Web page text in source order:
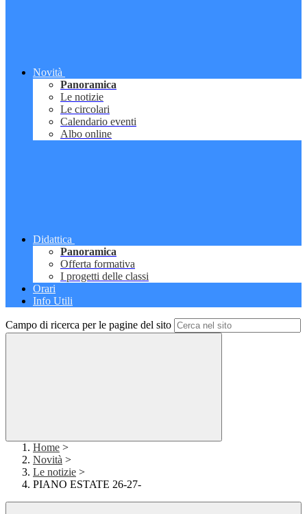
Novità
Panoramica
Le notizie
Le circolari
Calendario eventi
Albo online
Didattica
Panoramica
Offerta formativa
I progetti delle classi
Orari
Info Utili
Campo di ricerca per le pagine del sito
Home >
Novità >
Le notizie >
PIANO ESTATE 26-27-